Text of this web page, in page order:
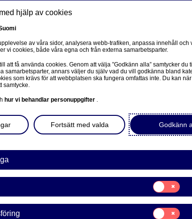
Om oss Investerare Nyheter & insikter
hjälp av cookies
av våra sidor, analysera webb-trafiken, anpassa innehåll och
vi cookies, både våra egna och från externa samarbetsparter.
att få använda cookies. Genom att välja ”Godkänn alla” samtycker du
samarbetsparter, annars väljer du själv vad du vill godkänna bland
som krävs för att webbplatsen ska fungera omfattas inte. Du kan
samtycke.
hur vi behandlar personuppgifter .
Godkänn
Fortsätt med valda
Samtycke
för:
Statistik
Samtycke